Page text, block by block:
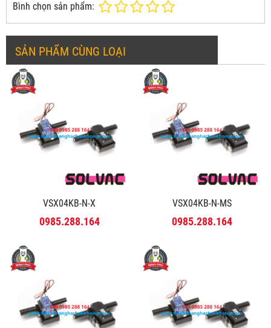
Bình chọn sản phẩm:
SẢN PHẨM CÙNG LOẠI
VSX04KB-N-X
0985.288.164
VSX04KB-N-MS
0985.288.164